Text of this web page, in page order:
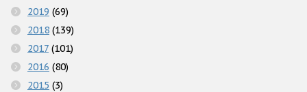
2019 (69)
2018 (139)
2017 (101)
2016 (80)
2015 (3)